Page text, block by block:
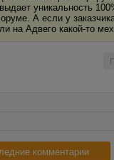
уникальность
А если у
на Адвего какой-то
комментарии